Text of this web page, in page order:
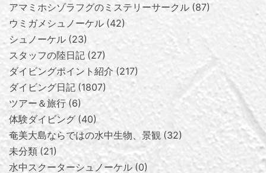
アマミホシゾラフグのミステリーサークル 87
ウミガメシュノーケル 42
シュノーケル 23
スタッフの陸日記 27
ダイビングポイント紹介 217
ダイビング日記 1807
ツアー＆旅行 6
体験ダイビング 40
奄美大島ならではの水中生物、景観 32
未分類 21
水中スクーターシュノーケル 0